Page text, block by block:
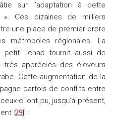
sur l’adaptation à cette
Ces dizaines de milliers
une place de premier ordre
métropoles régionales. La
petit Tchad fournit aussi de
appréciés des éleveurs
Cette augmentation de la
parfois de conflits entre
ci ont pu, jusqu’à présent,
|29| .